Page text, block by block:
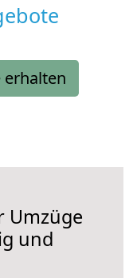
erhalten
Umzüge
und